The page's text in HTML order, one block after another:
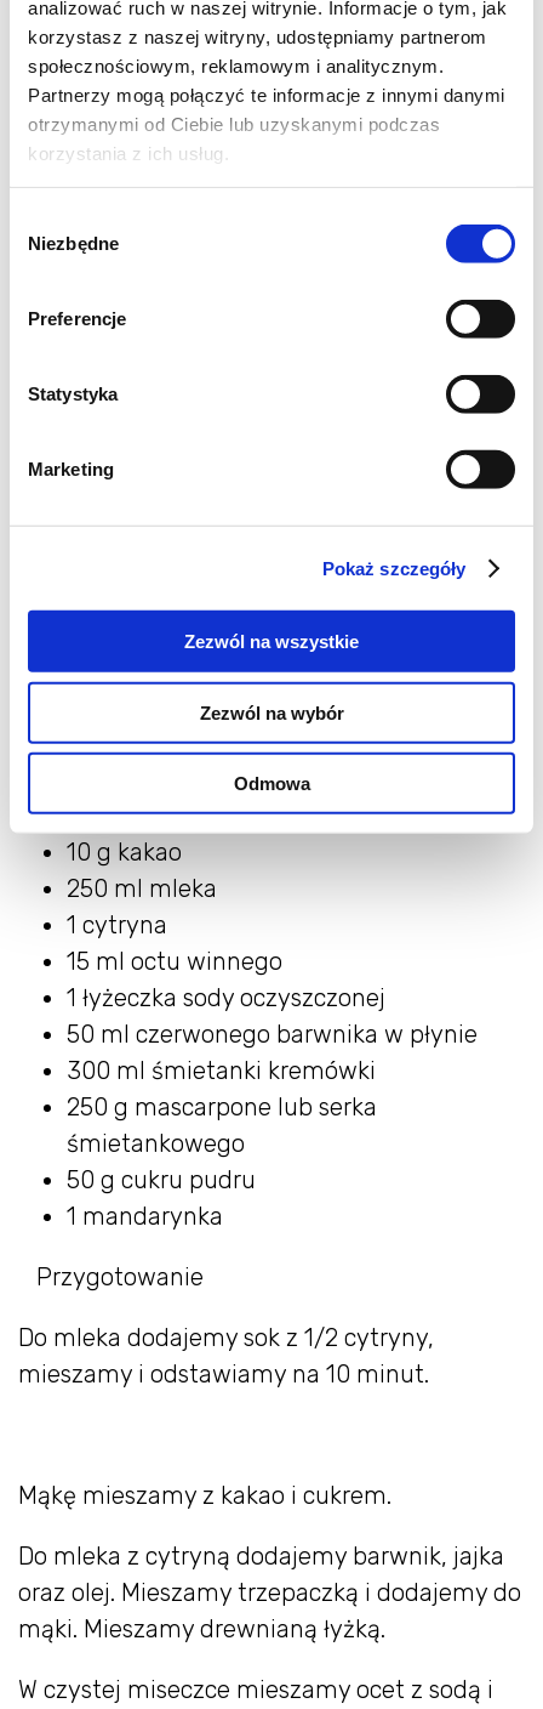
analizować ruch w naszej witrynie. Informacje o tym, jak
korzystasz z naszej witryny, udostępniamy partnerom
społecznościowym, reklamowym i analitycznym.
Partnerzy mogą połączyć te informacje z innymi danymi
otrzymanymi od Ciebie lub uzyskanymi podczas
korzystania z ich usług.
zgody
Niezbędne
Preferencje
Statystyka
Marketing
Pokaż szczegóły
Zezwól na wszystkie
Zezwól na wybór
Odmowa
Składniki
330 g mąki pszennej tortowej
300 ml oleju Kujawski z pierwszego
220 g cukru
10 g kakao
250 ml mleka
1 cytryna
15 ml octu winnego
1 łyżeczka sody oczyszczonej
50 ml czerwonego barwnika w płynie
300 ml śmietanki kremówki
250 g mascarpone lub serka
śmietankowego
50 g cukru pudru
1 mandarynka
Przygotowanie
Do mleka dodajemy sok z 1/2 cytryny,
mieszamy i odstawiamy na 10 minut.
Mąkę mieszamy z kakao i cukrem.
Do mleka z cytryną dodajemy barwnik, jajka
oraz olej. Mieszamy trzepaczką i dodajemy do
mąki. Mieszamy drewnianą łyżką.
W czystej miseczce mieszamy ocet z sodą i